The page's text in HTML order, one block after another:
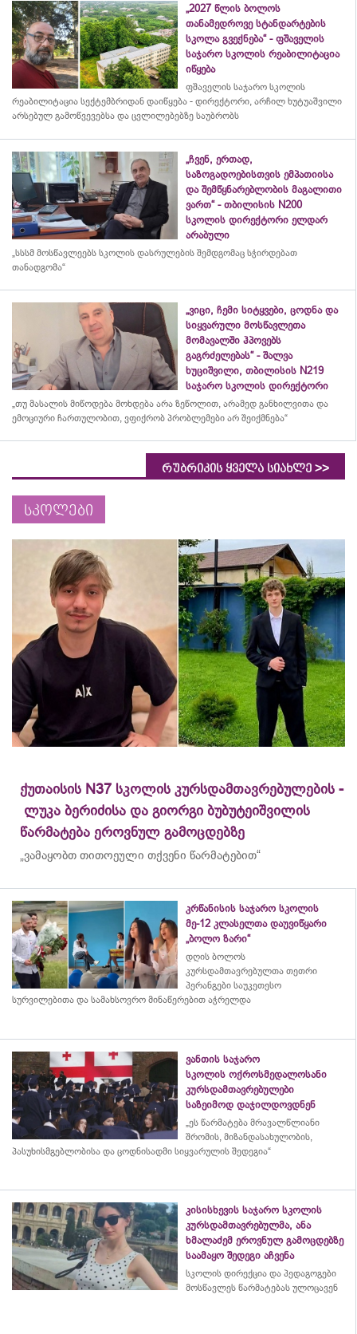
„2027 წლის ბოლოს
თანამედროვე სტანდარტების
სკოლა გვექნება“ - ფშაველის
საჯარო სკოლის რეაბილიტაცია
იწყება
ფშაველის საჯარო სკოლის
რეაბილიტაცია სექტემბრიდან დაიწყება - დირექტორი, არჩილ ხუტუაშვილი
არსებულ გამოწვევებსა და ცვლილებებზე საუბრობს
„ჩვენ, ერთად,
საზოგადოებისთვის ემპათიისა
და შემწყნარებლობის მაგალითი
ვართ“ - თბილისის N200
სკოლის დირექტორი ელდარ
არაბული
„სსსმ მოსწავლეებს სკოლის დასრულების შემდგომაც სჭირდებათ
თანადგომა“
„ვიცი, ჩემი სიტყვები, ცოდნა და
სიყვარული მოსწავლეთა
მომავალში ჰპოვებს
გაგრძელებას“ - შალვა
ხუციშვილი, თბილისის N219
საჯარო სკოლის დირექტორი
„თუ მასალის მიწოდება მოხდება არა ზეწოლით, არამედ განხილვითა და
ემოციური ჩართულობით, ვფიქრობ პრობლემები არ შეიქმნება“
რუბრიკის ყველა სიახლე >>
სკოლები
ქუთაისის N37 სკოლის კურსდამთავრებულების -
ლუკა ბერიძისა და გიორგი ბუბუტეიშვილის
წარმატება ეროვნულ გამოცდებზე
„ვამაყობთ თითოეული თქვენი წარმატებით“
კრწანისის საჯარო სკოლის
მე-12 კლასელთა დაუვიწყარი
„ბოლო ზარი“
დღის ბოლოს
კურსდამთავრებულთა თეთრი
პერანგები საუკეთესო
სურვილებითა და სამახსოვრო მინაწერებით აჭრელდა
ვანთის საჯარო
სკოლის ოქროსმედალოსანი
კურსდამთავრებულები
საზეიმოდ დაჯილდოვდნენ
„ეს წარმატება მრავალწლიანი
შრომის, მიზანდასახულობის,
პასუხისმგებლობისა და ცოდნისადმი სიყვარულის შედეგია“
კისისხევის საჯარო სკოლის
კურსდამთავრებულმა, ანა
ხმალაძემ ეროვნულ გამოცდებზე
საამაყო შედეგი აჩვენა
სკოლის დირექცია და პედაგოგები
მოსწავლეს წარმატებას ულოცავენ